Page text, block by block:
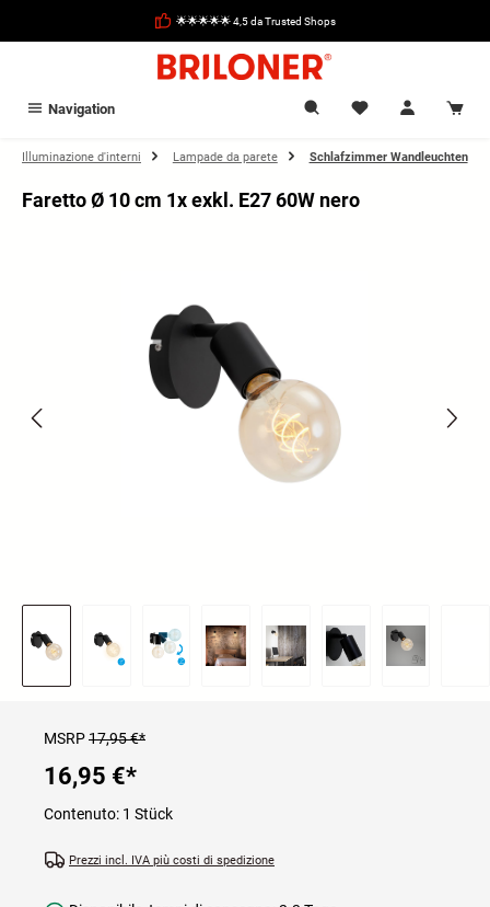
🌟🌟🌟🌟🌟 4,5 da Trusted Shops
Navigation
Illuminazione d'interni Lampade da parete Schlafzimmer Wandleuchten
Faretto Ø 10 cm 1x exkl. E27 60W nero
MSRP17,95 €*
16,95 €*
Contenuto: 1 Stück
Prezzi incl. IVA più costi di spedizione